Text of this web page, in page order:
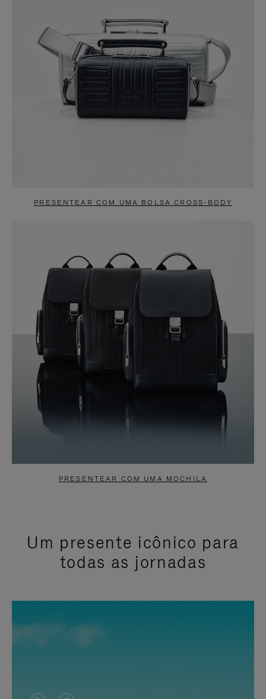
PRESENTEAR COM UMA BOLSA CROSS-BODY
PRESENTEAR COM UMA MOCHILA
Um presente icônico para
todas as jornadas